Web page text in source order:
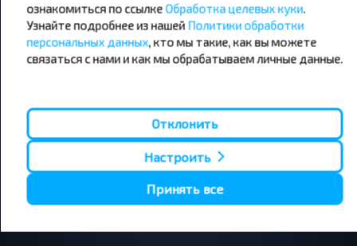
Минск - Брест
Минск - Гомель
Минск - Бобруйск
Брест - Минск
Варшава - Минск
Санкт-Петербург - Минск
Минск - Вильнюс
Минск - Варшава
Минск - Москва
ознакомиться по ссылкеОбработка целевых куки.
Узнайте подробнее из нашей Политики обработки
персональных данных, кто мы такие, как вы можете
связаться с нами и как мы обрабатываем личные данные.
Отклонить
Настроить
Принять все